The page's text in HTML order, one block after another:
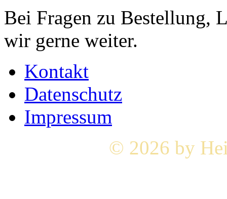
Bei Fragen zu Bestellung,
wir gerne weiter.
Kontakt
Datenschutz
Impressum
© 2026 by